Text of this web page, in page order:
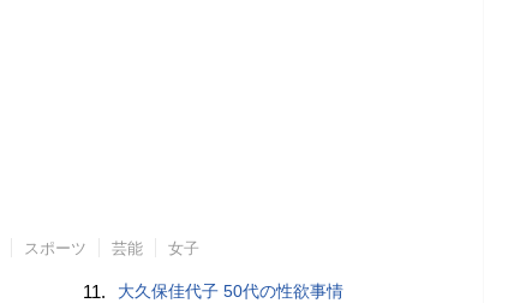
スポーツ 芸能 女子
11. 大久保佳代子 50代の性欲事情